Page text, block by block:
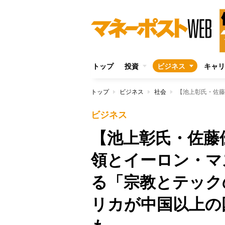
トップ 投資 ビジネス キャ
トップ ビジネス 社会
ビジネス
【池上彰氏・佐
領とイーロン・
る「宗教とテッ
リカが中国以上